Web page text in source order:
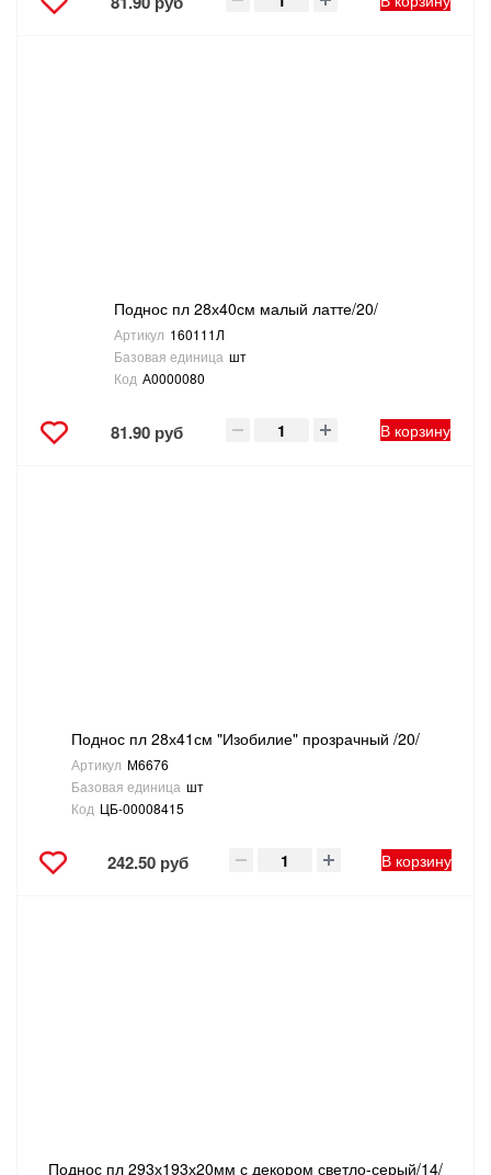
Поднос пл 28х40см малый латте/20/
Артикул 160111Л
Базовая единица шт
Код А0000080
81.90 руб В корзину
Поднос пл 28х41см "Изобилие" прозрачный /20/
Артикул М6676
Базовая единица шт
Код ЦБ-00008415
242.50 руб В корзину
Поднос пл 293х193х20мм с декором светло-серый/14/